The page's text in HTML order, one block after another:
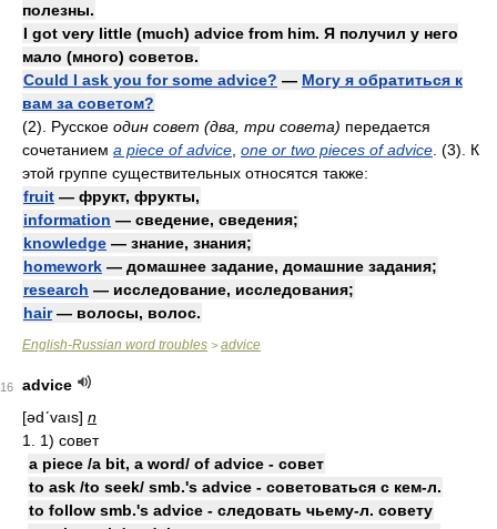
полезны.
I got very little (much) advice from him. Я получил у него
мало (много) советов.
Could I ask you for some advice? — Могу я обратиться к
вам за советом?
(2). Русское один совет (два, три совета) передается
сочетанием a piece of advice one or two pieces of advice . (3). К
этой группе существительных относятся также:
fruit — фрукт, фрукты,
information — сведение, сведения;
knowledge — знание, знания;
homework — домашнее задание, домашние задания;
research — исследование, исследования;
hair— волосы, волос.
English-Russian word troubles > advice
16
advice
[ədʹvaıs] n
1. 1) совет
a piece /a bit, a word/ of advice - совет
to ask /to seek/ smb.'s advice - советоваться с кем-л.
to follow smb.'s advice - следовать чьему-л. совету